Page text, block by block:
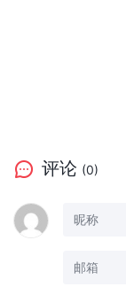
评论 (0)